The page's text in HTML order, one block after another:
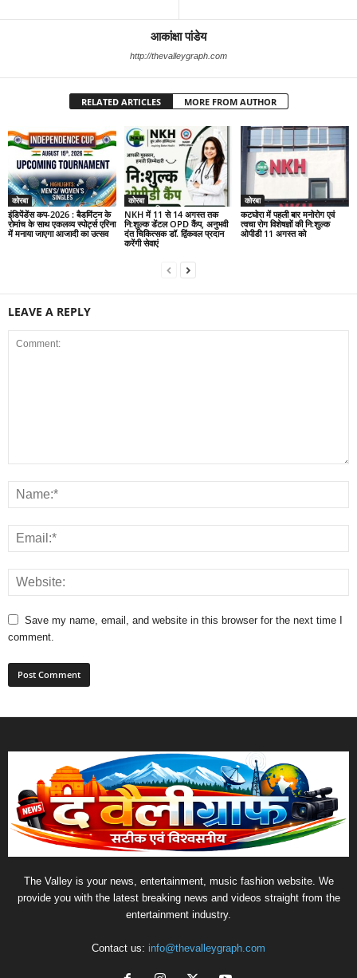
आकांक्षा पांडेय
http://thevalleygraph.com
RELATED ARTICLES MORE FROM AUTHOR
कोरबा
इंडिपेंडेंस कप-2026 : बैडमिंटन के
रोमांच के साथ एकलव्य स्पोर्ट्स एरिना
में मनाया जाएगा आजादी का उत्सव
कोरबा
NKH में 11 से 14 अगस्त तक
नि:शुल्क डेंटल OPD कैंप, अनुभवी
दंत चिकित्सक डॉ. द्विंकवल प्रदान
करेंगी सेवाएं
कोरबा
कटघोरा में पहली बार मनोरोग एवं
त्वचा रोग विशेषज्ञों की नि:शुल्क
ओपीडी 11 अगस्त को
LEAVE A REPLY
Save my name, email, and website in this browser for the next time I
comment.
The Valley is your news, entertainment, music fashion website. We
provide you with the latest breaking news and videos straight from the
entertainment industry.
Contact us: info@thevalleygraph.com